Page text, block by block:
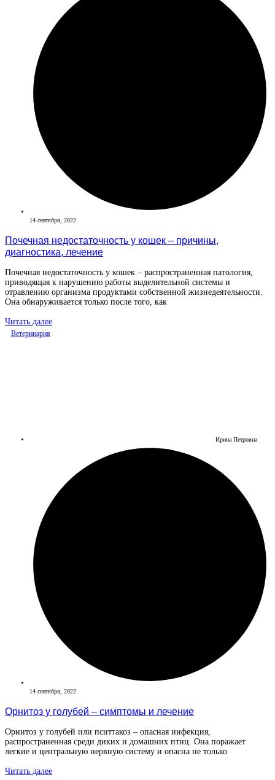
14 сентября, 2022
Почечная недостаточность у кошек – причины,
диагностика, лечение
Почечная недостаточность у кошек – распространенная патология,
приводящая к нарушению работы выделительной системы и
отравлению организма продуктами собственной жизнедеятельности.
Она обнаруживается только после того, как
Читать далее
Ветеринария
Ирина Петровна
14 сентября, 2022
Орнитоз у голубей – симптомы и лечение
Орнитоз у голубей или пситтакоз – опасная инфекция,
распространенная среди диких и домашних птиц. Она поражает
легкие и центральную нервную систему и опасна не только
Читать далее